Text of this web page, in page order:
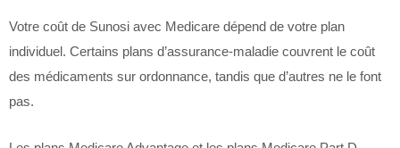
Votre coût de Sunosi avec Medicare dépend de votre plan
individuel. Certains plans d’assurance-maladie couvrent le coût
des médicaments sur ordonnance, tandis que d’autres ne le font
pas.